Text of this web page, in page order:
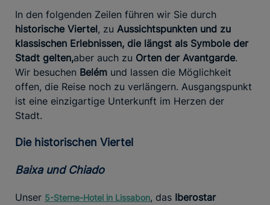
In den folgenden Zeilen führen wir Sie durch
historische Viertel, zu Aussichtspunkten und zu
klassischen Erlebnissen, die längst als Symbole der
Stadt gelten,aber auch zu Orten der Avantgarde.
Wir besuchen Belém und lassen die Möglichkeit
offen, die Reise noch zu verlängern. Ausgangspunkt
ist eine einzigartige Unterkunft im Herzen der
Stadt.
Die historischen Viertel
Baixa und Chiado
Unser 5-Sterne-Hotel in Lissabon, das Iberostar